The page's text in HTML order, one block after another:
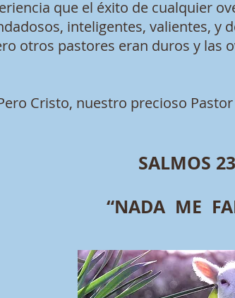
que el éxito de cualquier
inteligentes, valientes, y
otros pastores eran duros y las
Cristo, nuestro precioso
SALMOS
“NADA ME